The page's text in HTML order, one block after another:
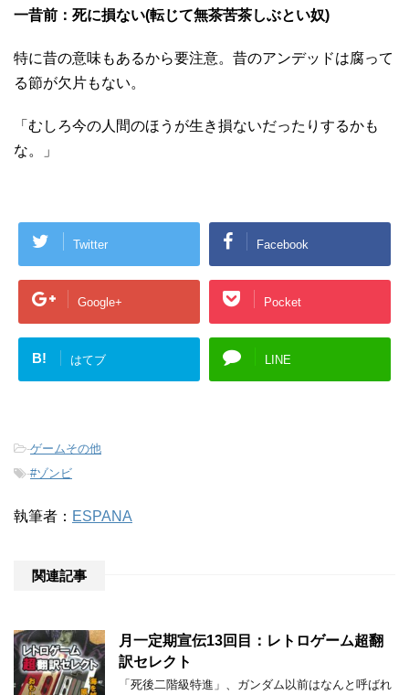
一昔前：死に損ない(転じて無茶苦茶しぶとい奴)
特に昔の意味もあるから要注意。昔のアンデッドは腐って
る節が欠片もない。
「むしろ今の人間のほうが生き損ないだったりするかも
な。」
Twitter Facebook
Google+ Pocket
B! はてブ LINE
-ゲームその他
-#ゾンビ
執筆者： ESPANA
関連記事
月一定期宣伝13回目：レトロゲーム超翻
訳セレクト
「死後二階級特進」、ガンダム以前はなんと呼ばれ